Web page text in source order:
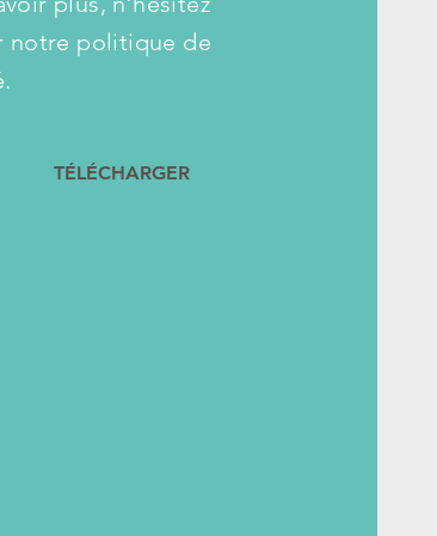
notre politique de
TÉLÉCHARGER